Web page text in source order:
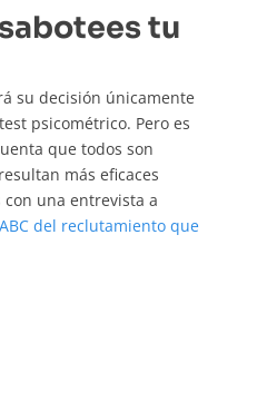
tu
su decisión únicamente
psicométrico. Pero es
que todos son
más eficaces
una entrevista a
del reclutamiento que